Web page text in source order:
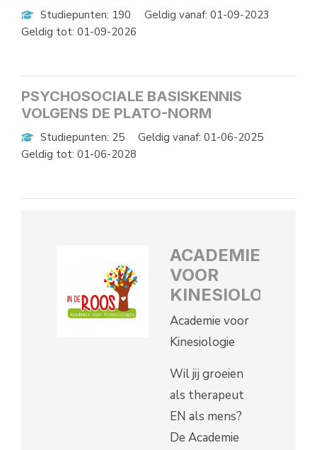
Studiepunten: 190
Geldig vanaf: 01-09-2023
Geldig tot: 01-09-2026
PSYCHOSOCIALE BASISKENNIS
VOLGENS DE PLATO-NORM
Studiepunten: 25
Geldig vanaf: 01-06-2025
Geldig tot: 01-06-2028
ACADEMIE
VOOR
KINESIOLOGIE
Academie voor
Kinesiologie
Wil jij groeien
als therapeut
EN als mens?
De Academie